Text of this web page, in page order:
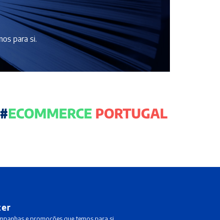
para si.
e promoções que temos para si.